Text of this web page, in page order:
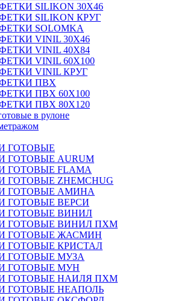
SILIKON 30Х46
SILIKON КРУГ
SOLOMKA
VINIL 30Х46
VINIL 40Х84
VINIL 60Х100
VINIL КРУГ
ПВХ
ПВХ 60Х100
ПВХ 80Х120
в рулоне
ГОТОВЫЕ
ГОТОВЫЕ AURUM
ГОТОВЫЕ FLAMA
ГОТОВЫЕ ZHEMCHUG
ГОТОВЫЕ АМИНА
ГОТОВЫЕ ВЕРСИ
ГОТОВЫЕ ВИНИЛ
ГОТОВЫЕ ВИНИЛ ПХМ
ГОТОВЫЕ ЖАСМИН
ГОТОВЫЕ КРИСТАЛ
ГОТОВЫЕ МУЗА
ГОТОВЫЕ МУН
ГОТОВЫЕ НАИЛЯ ПХМ
ГОТОВЫЕ НЕАПОЛЬ